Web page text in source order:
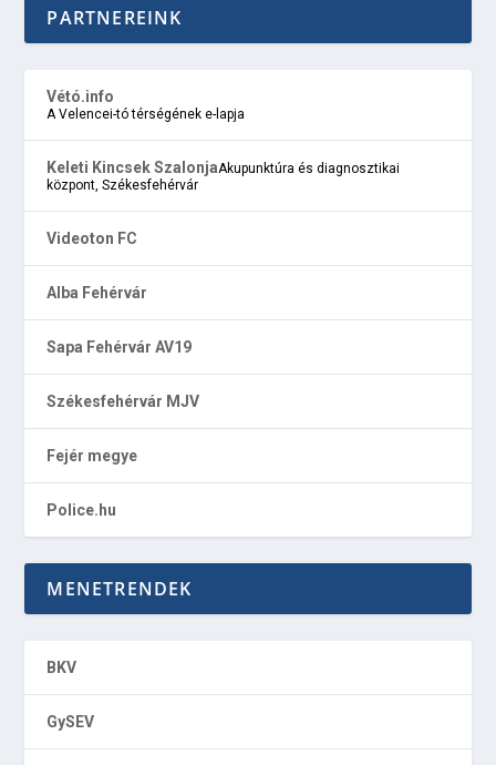
PARTNEREINK
Vétó.info
A Velencei-tó térségének e-lapja
Keleti Kincsek SzalonjaAkupunktúra és diagnosztikai
központ, Székesfehérvár
Videoton FC
Alba Fehérvár
Sapa Fehérvár AV19
Székesfehérvár MJV
Fejér megye
Police.hu
MENETRENDEK
BKV
GySEV